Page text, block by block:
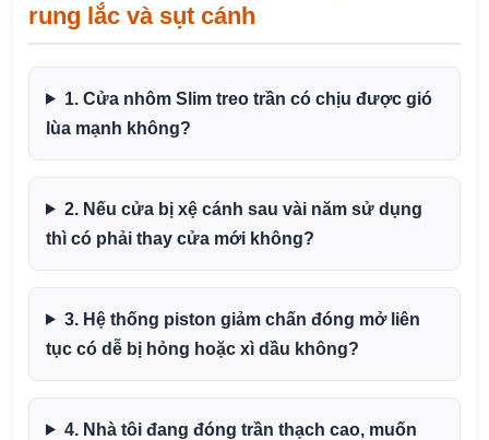
rung lắc và sụt cánh
1. Cửa nhôm Slim treo trần có chịu được gió
lùa mạnh không?
2. Nếu cửa bị xệ cánh sau vài năm sử dụng
thì có phải thay cửa mới không?
3. Hệ thống piston giảm chấn đóng mở liên
tục có dễ bị hỏng hoặc xì dầu không?
4. Nhà tôi đang đóng trần thạch cao, muốn